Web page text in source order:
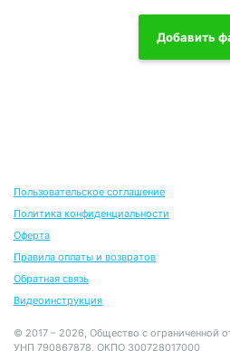
Добавить
Пользовательское соглашение
Политика конфиденциальности
Оферта
Правила оплаты и возвратов
Обратная связь
Видеоинструкция
© 2017 – 2026, Общество с ограниченной
УНП 790867878, ОКПО 300728017000